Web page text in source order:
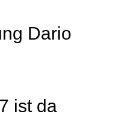
Dario
ist da